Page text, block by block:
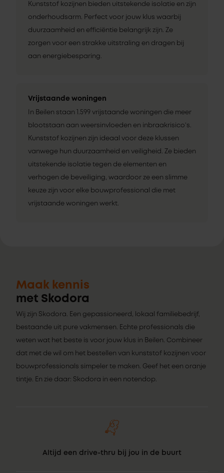
Kunststof kozijnen bieden uitstekende isolatie en zijn
onderhoudsarm. Perfect voor jouw klus waarbij
duurzaamheid en efficiëntie belangrijk zijn. Ze
zorgen voor een strakke uitstraling en dragen bij
aan energiebesparing.
Vrijstaande woningen
In Beilen staan 1.599 vrijstaande woningen die meer
blootstaan aan weersinvloeden en inbraakrisico’s.
Kunststof kozijnen zijn ideaal voor deze klussen
vanwege hun duurzaamheid en veiligheid. Ze bieden
uitstekende isolatie tegen de elementen en
verhogen de beveiliging, waardoor ze een slimme
keuze zijn voor elke bouwprofessional die met
vrijstaande woningen werkt.
Maak kennis
met Skodora
Wij zijn Skodora. Een gepassioneerd, lokaal familiebedrijf,
bestaande uit pure vakmensen. Echte professionals die
weten wat het beste is voor jouw klus in Beilen. Combineer
dat met de wil om het bestellen van kunststof kozijnen voor
bouwprofessionals simpeler te maken. Geef het een oranje
tintje. En zie daar: Skodora in een notendop.
Altijd een drive-thru bij jou in de buurt